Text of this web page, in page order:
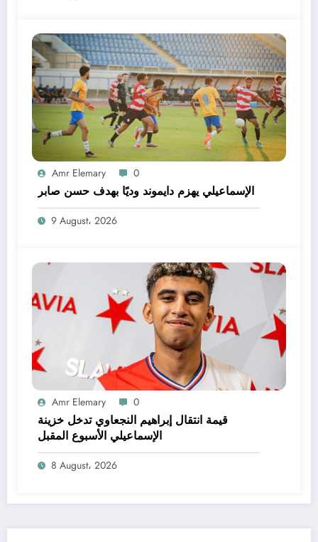
Amr Elemary 0
الإسماعيلي يهزم دايموند وديًا بهدف حسن صابر
9 August، 2026
Amr Elemary 0
قيمة انتقال إبراهيم النجعاوي تدخل خزينة
الإسماعيلي الأسبوع المقبل
8 August، 2026